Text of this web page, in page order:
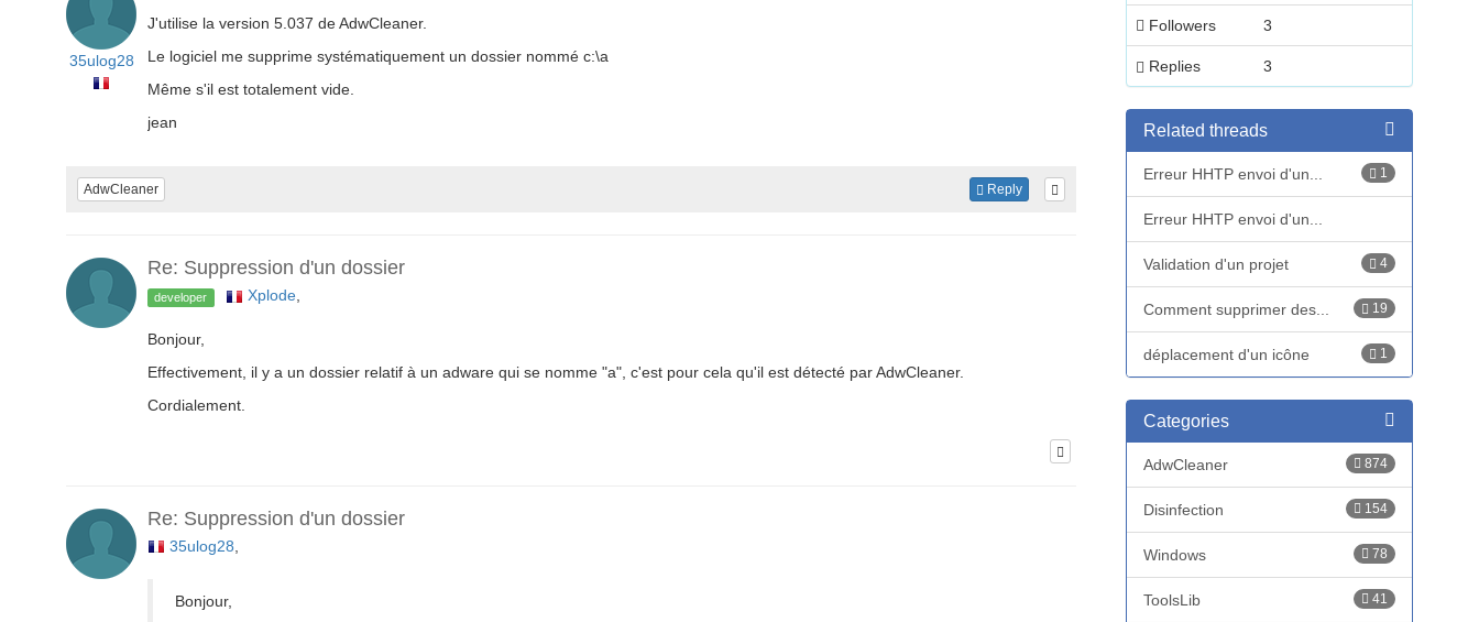
35ulog28
J'utilise la version 5.037 de AdwCleaner.
Le logiciel me supprime systématiquement un dossier nommé c:\a
Même s'il est totalement vide.
jean
AdwCleaner Reply
Re: Suppression d'un dossier
developer Xplode,
Bonjour,
Effectivement, il y a un dossier relatif à un adware qui se nomme "a", c'est pour cela qu'il est détecté par AdwCleaner.
Cordialement.
Re: Suppression d'un dossier
35ulog28
Bonjour,
Followers 3
Replies 3
Related threads
1
Erreur HHTP envoi d'un...
Erreur HHTP envoi d'un...
4
Validation d'un projet
19
Comment supprimer des...
1
déplacement d'un icône
Categories
874
AdwCleaner
154
Disinfection
78
Windows
41
ToolsLib